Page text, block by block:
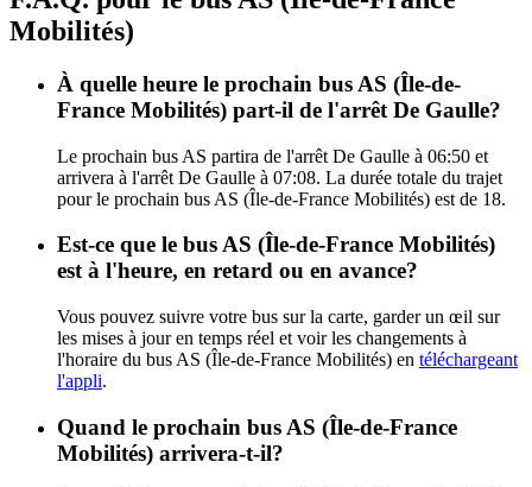
Mobilités)
À quelle heure le prochain bus AS (Île-de-
France Mobilités) part-il de l'arrêt De Gaulle?
Le prochain bus AS partira de l'arrêt De Gaulle à 06:50 et
arrivera à l'arrêt De Gaulle à 07:08. La durée totale du trajet
pour le prochain bus AS (Île-de-France Mobilités) est de 18.
Est-ce que le bus AS (Île-de-France Mobilités)
est à l'heure, en retard ou en avance?
Vous pouvez suivre votre bus sur la carte, garder un œil sur
les mises à jour en temps réel et voir les changements à
l'horaire du bus AS (Île-de-France Mobilités) en téléchargeant
l'appli.
Quand le prochain bus AS (Île-de-France
Mobilités) arrivera-t-il?